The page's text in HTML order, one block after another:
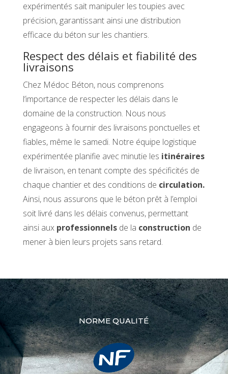
expérimentés sait manipuler les toupies avec
précision, garantissant ainsi une distribution
efficace du béton sur les chantiers.
Respect des délais et fiabilité des
livraisons
Chez Médoc Béton, nous comprenons
l’importance de respecter les délais dans le
domaine de la construction. Nous nous
engageons à fournir des livraisons ponctuelles et
fiables, même le samedi. Notre équipe logistique
expérimentée planifie avec minutie les itinéraires
de livraison, en tenant compte des spécificités de
chaque chantier et des conditions de circulation.
Ainsi, nous assurons que le béton prêt à l’emploi
soit livré dans les délais convenus, permettant
ainsi aux professionnelsde la construction de
mener à bien leurs projets sans retard.
NORME QUALITÉ